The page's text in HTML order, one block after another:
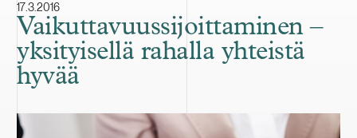
17.3.2016
Vaikuttavuussijoittaminen –
yksityisellä rahalla yhteistä
hyvää